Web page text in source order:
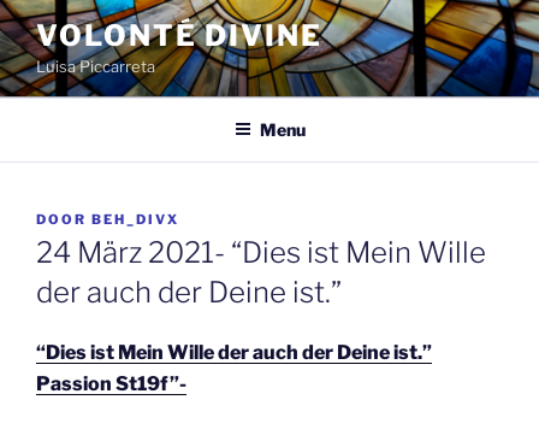
Spring
naar
de
inhoud
VOLONTÉ DIVINE
Luisa Piccarreta
Menu
GEPLAATST
OP
DOOR BEH_DIVX
24 März 2021- “Dies ist Mein Wille
der auch der Deine ist.”
“Dies ist Mein Wille der auch der Deine ist.”
Passion St19f”-